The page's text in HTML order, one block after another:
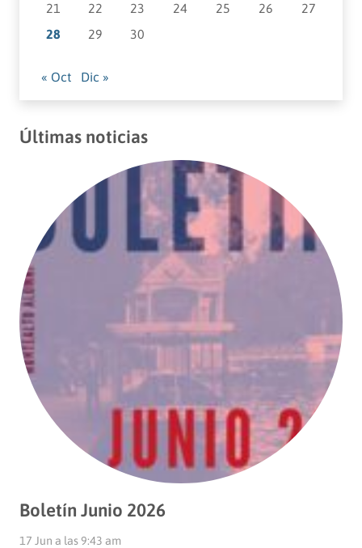
21
22 23 24 25 26
27
28
29 30
« Oct Dic »
Últimas noticias
Boletín Junio 2026
17 Jun a las 9:43 am